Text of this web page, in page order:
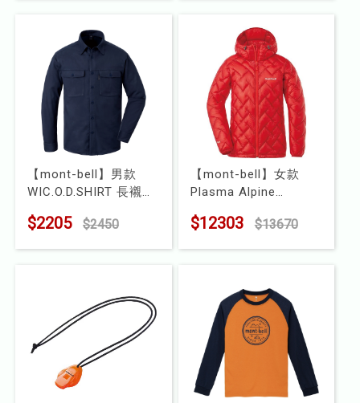
【mont-bell】男款
WIC.O.D.SHIRT 長襯衫
$2205 $2450
【mont-bell】女款
Plasma Alpine
型號 : 1101578
$12303 $13670